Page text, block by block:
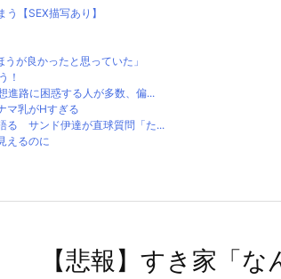
【SEX描写あり】
が良かったと思っていた」
！
進路に困惑する人が多数、偏...
マ乳がHすぎる
る サンド伊達が直球質問「た...
えるのに
【悲報】すき家「